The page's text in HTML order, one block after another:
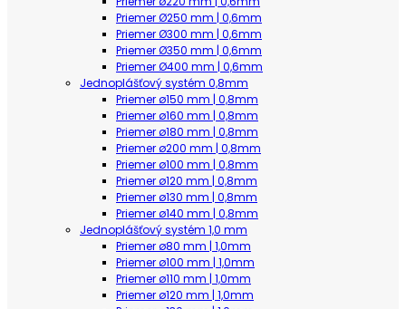
Priemer Ø250 mm | 0,6mm
Priemer Ø300 mm | 0,6mm
Priemer Ø350 mm | 0,6mm
Priemer Ø400 mm | 0,6mm
Jednoplášťový systém 0,8mm
Priemer ø150 mm | 0,8mm
Priemer ø160 mm | 0,8mm
Priemer ø180 mm | 0,8mm
Priemer ø200 mm | 0,8mm
Priemer ø100 mm | 0,8mm
Priemer ø120 mm | 0,8mm
Priemer ø130 mm | 0,8mm
Priemer ø140 mm | 0,8mm
Jednoplášťový systém 1,0 mm
Priemer ø80 mm | 1,0mm
Priemer ø100 mm | 1,0mm
Priemer ø110 mm | 1,0mm
Priemer ø120 mm | 1,0mm